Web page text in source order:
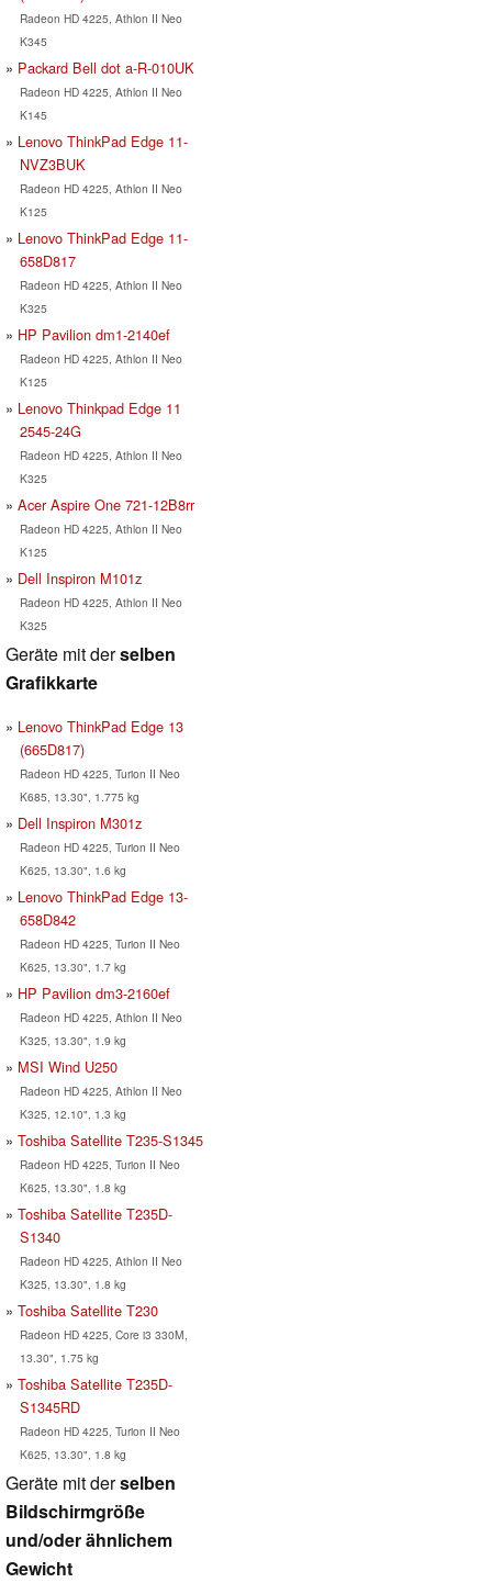
Radeon HD 4225, Athlon II Neo
K345
Packard Bell dot a-R-010UK
Radeon HD 4225, Athlon II Neo
K145
Lenovo ThinkPad Edge 11-
NVZ3BUK
Radeon HD 4225, Athlon II Neo
K125
Lenovo ThinkPad Edge 11-
658D817
Radeon HD 4225, Athlon II Neo
K325
HP Pavilion dm1-2140ef
Radeon HD 4225, Athlon II Neo
K125
Lenovo Thinkpad Edge 11
2545-24G
Radeon HD 4225, Athlon II Neo
K325
Acer Aspire One 721-12B8rr
Radeon HD 4225, Athlon II Neo
K125
Dell Inspiron M101z
Radeon HD 4225, Athlon II Neo
K325
Geräte mit derselben
Grafikkarte
Lenovo ThinkPad Edge 13
(665D817)
Radeon HD 4225, Turion II Neo
K685, 13.30", 1.775 kg
Dell Inspiron M301z
Radeon HD 4225, Turion II Neo
K625, 13.30", 1.6 kg
Lenovo ThinkPad Edge 13-
658D842
Radeon HD 4225, Turion II Neo
K625, 13.30", 1.7 kg
HP Pavilion dm3-2160ef
Radeon HD 4225, Athlon II Neo
K325, 13.30", 1.9 kg
MSI Wind U250
Radeon HD 4225, Athlon II Neo
K325, 12.10", 1.3 kg
Toshiba Satellite T235-S1345
Radeon HD 4225, Turion II Neo
K625, 13.30", 1.8 kg
Toshiba Satellite T235D-
S1340
Radeon HD 4225, Athlon II Neo
K325, 13.30", 1.8 kg
Toshiba Satellite T230
Radeon HD 4225, Core i3 330M,
13.30", 1.75 kg
Toshiba Satellite T235D-
S1345RD
Radeon HD 4225, Turion II Neo
K625, 13.30", 1.8 kg
Geräte mit derselben
Bildschirmgröße
und/oder ähnlichem
Gewicht